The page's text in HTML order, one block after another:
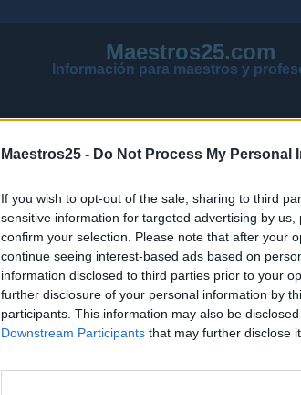
Maestros25 - Do Not Process My Personal
If you wish to opt-out of the sale, sharing to third
sensitive information for targeted advertising by
confirm your selection. Please note that after your
continue seeing interest-based ads based on
information disclosed to third parties prior to your
further disclosure of your personal information by
participants. This information may also be
Downstream Participants that may further disclose
Maestros25.com
Información para maestros y
VER MENSAJES NUEVOS
NOTICIAS ACTUALIZADAS
PÁGINA PRINCIPAL